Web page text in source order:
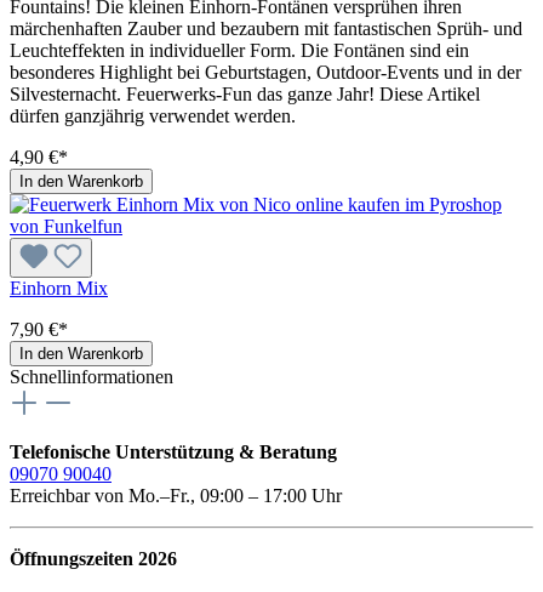
Fountains! Die kleinen Einhorn-Fontänen versprühen ihren
märchenhaften Zauber und bezaubern mit fantastischen Sprüh- und
Leuchteffekten in individueller Form. Die Fontänen sind ein
besonderes Highlight bei Geburtstagen, Outdoor-Events und in der
Silvesternacht. Feuerwerks-Fun das ganze Jahr! Diese Artikel
dürfen ganzjährig verwendet werden.
4,90 €*
In den Warenkorb
Einhorn Mix
7,90 €*
In den Warenkorb
Schnellinformationen
Telefonische Unterstützung & Beratung
09070 90040
Erreichbar von Mo.–Fr., 09:00 – 17:00 Uhr
Öffnungszeiten 2026